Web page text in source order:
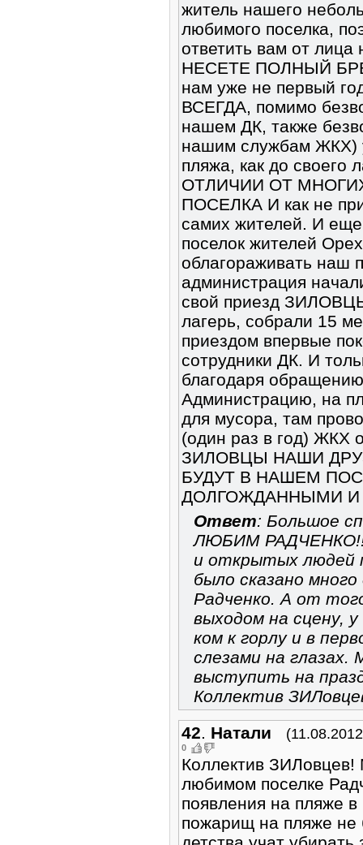
житель нашего
любимого поселка,
ответить вам от
НЕСЕТЕ ПОЛНЫЙ
нам уже не первый
ВСЕГДА, помимо
нашем ДК, также
нашим службам ЖКХ)
пляжа, как до своего
ОТЛИЧИИ ОТ
ПОСЕЛКА И как не
самих жителей. И
поселок жителей
облагораживать
администрация
свой приезд
лагерь, собрали 15
приездом впервые
сотрудники ДК. И
благодаря
Администрацию, на
для мусора, там
(один раз в год) ЖКХ
ЗИЛОВЦЫ НАШИ
БУДУТ В НАШЕМ
ДОЛГОЖДАННЫМИ
Ответ: Большое
ЛЮБИМ РАДЧЕНКО!!!
и открытых людей
было сказано
Радченко. А от
выходом на сцену,
ком к горлу и в
слезами на глазах.
выступить на
Коллектив
42. Натали
0
Коллектив
любимом поселке
появления на пляже в
пожарищ на пляже не